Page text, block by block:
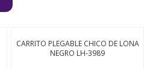
CARRITO PLEGABLE CHICO DE LONA
NEGRO LH-3989